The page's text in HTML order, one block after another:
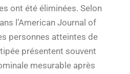
ont été éliminées. Selon
l’American Journal of
personnes atteintes de
présentent souvent
mesurable après